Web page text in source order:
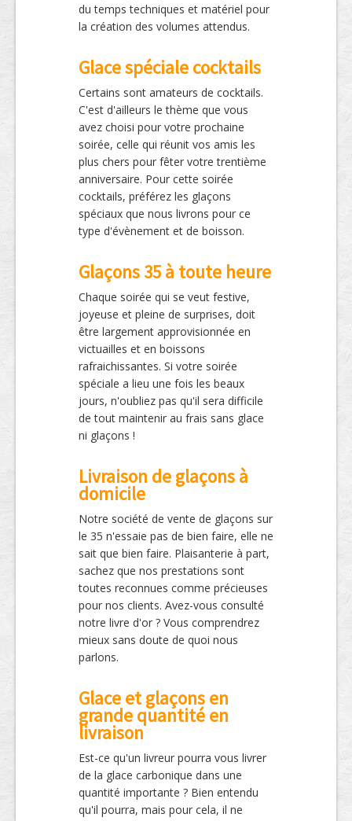
du temps techniques et matériel pour
la création des volumes attendus.
Glace spéciale cocktails
Certains sont amateurs de cocktails.
C'est d'ailleurs le thème que vous
avez choisi pour votre prochaine
soirée, celle qui réunit vos amis les
plus chers pour fêter votre trentième
anniversaire. Pour cette soirée
cocktails, préférez les glaçons
spéciaux que nous livrons pour ce
type d'évènement et de boisson.
Glaçons 35 à toute heure
Chaque soirée qui se veut festive,
joyeuse et pleine de surprises, doit
être largement approvisionnée en
victuailles et en boissons
rafraichissantes. Si votre soirée
spéciale a lieu une fois les beaux
jours, n'oubliez pas qu'il sera difficile
de tout maintenir au frais sans glace
ni glaçons !
Livraison de glaçons à
domicile
Notre société de vente de glaçons sur
le 35 n'essaie pas de bien faire, elle ne
sait que bien faire. Plaisanterie à part,
sachez que nos prestations sont
toutes reconnues comme précieuses
pour nos clients. Avez-vous consulté
notre livre d'or ? Vous comprendrez
mieux sans doute de quoi nous
parlons.
Glace et glaçons en
grande quantité en
livraison
Est-ce qu'un livreur pourra vous livrer
de la glace carbonique dans une
quantité importante ? Bien entendu
qu'il pourra, mais pour cela, il ne